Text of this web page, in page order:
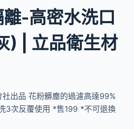
-高密水洗口
) | 立品衛生材
社出品 花粉髒塵的過濾高達99%
3次反覆使用 *售199 *不可退換